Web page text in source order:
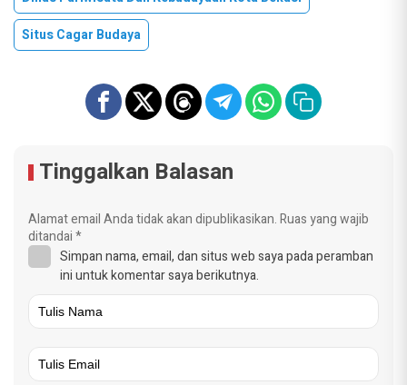
Situs Cagar Budaya
Tinggalkan Balasan
Alamat email Anda tidak akan dipublikasikan.Ruas yang wajib
ditandai*
Simpan nama, email, dan situs web saya pada peramban
ini untuk komentar saya berikutnya.